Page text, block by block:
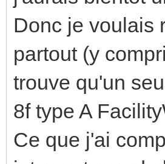
Donc je voulais
partout (y
trouve qu'un
8f type A
Ce que j'ai